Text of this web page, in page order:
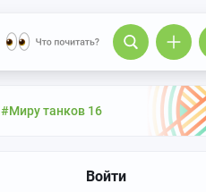
#Миру танков 16
Войти